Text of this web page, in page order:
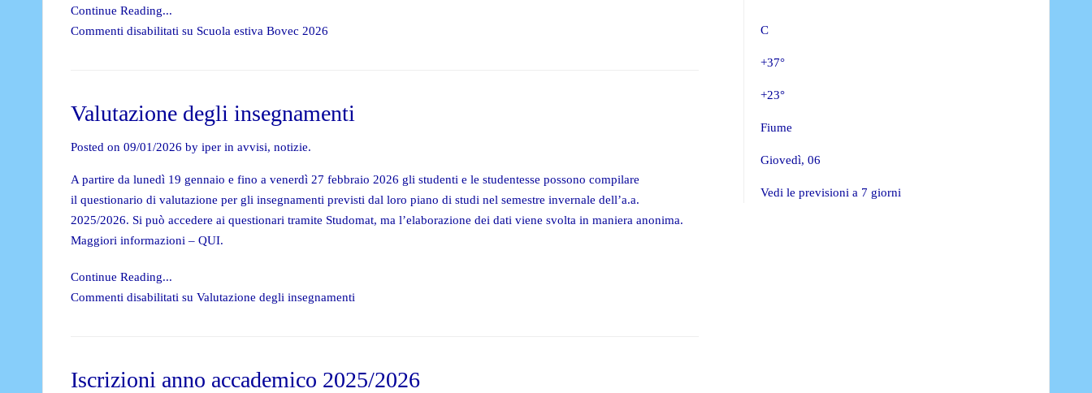
Continue Reading...
Commenti disabilitati su Scuola estiva Bovec 2026
Valutazione degli insegnamenti
Posted on 09/01/2026 by iper in avvisi, notizie.
A partire da lunedì 19 gennaio e fino a venerdì 27 febbraio 2026 gli studenti e le studentesse possono compilare
il questionario di valutazione per gli insegnamenti previsti dal loro piano di studi nel semestre invernale dell’a.a.
2025/2026. Si può accedere ai questionari tramite Studomat, ma l’elaborazione dei dati viene svolta in maniera anonima.
Maggiori informazioni – QUI.
Continue Reading...
Commenti disabilitati su Valutazione degli insegnamenti
Iscrizioni anno accademico 2025/2026
C
+37°
+23°
Fiume
Giovedì, 06
Vedi le previsioni a 7 giorni